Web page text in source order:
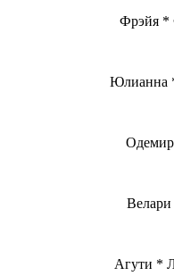
Фрэйя *
Юлианна
Агути *